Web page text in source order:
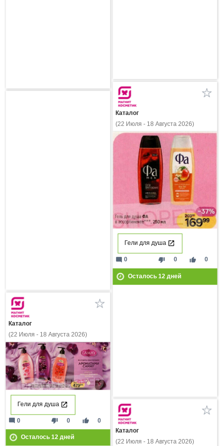
Каталог
(22 Июля - 18 Августа 2026)
Гели для душа
thumb_down 0 thumb_up 0
mode_comment 0
Осталось 12 дней
Каталог
(22 Июля - 18 Августа 2026)
Гели для душа
thumb_down 0 thumb_up 0
mode_comment 0
Осталось 12дней
Каталог
(22 Июля - 18 Августа 2026)